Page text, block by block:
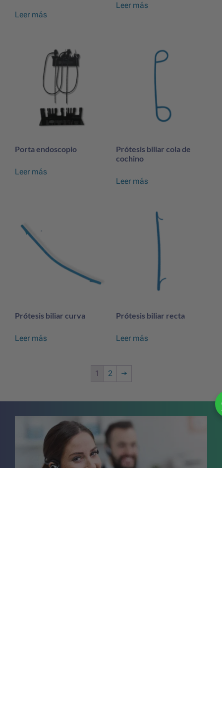
Leer más
Leer más
Porta endoscopio
Leer más
Prótesis biliar cola de
cochino
Leer más
Prótesis biliar curva
Leer más
Prótesis biliar recta
Leer más
1 2 →